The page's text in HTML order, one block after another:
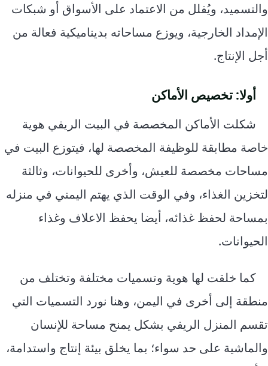
والتسميد، ويُقلل من الاعتماد على الأسواق أو شبكات
الإمداد الخارجية، ويوزع مساحاته بديناميكية فعالة من
أجل الإنتاج.
أولا: تخصيص الأماكن
شكلت الأماكن المخصصة في البيت الريفي هوية
خاصة مطابقة للوظيفة المخصصة لها، فيتوزع البيت في
مساحات مخصصة للعيش، وأخرى للحيوانات، وثالثة
لتخزين الغذاء، وفي الوقت الذي يهتم اليمني في منزله
بمساحة لحفظ غذائه، أيضا يحفظ الاعلاف وغذاء
الحيوانات.
كما خلقت لها هوية وتسميات مختلفة وتختلف من
منطقة إلى أخرى في اليمن، وهنا نورد التسميات التي
تقسم المنزل الريفي بشكل يمنح مساحة للإنسان
والماشية على حد سواء؛ بما يخلق بيئة إنتاج واستدامة،